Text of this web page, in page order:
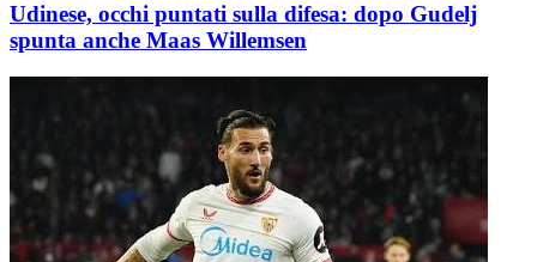
Udinese, occhi puntati sulla difesa: dopo Gudelj
spunta anche Maas Willemsen